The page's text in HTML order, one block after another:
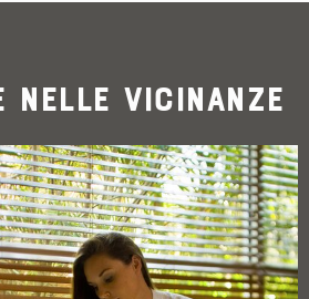
nelle vicinanze